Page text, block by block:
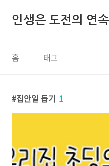
인생은 도전의 연속
홈 태그
집안일 돕기 1